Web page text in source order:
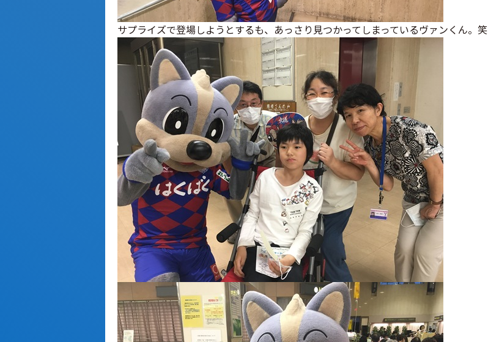
サプライズで登場しようとするも、あっさり見つかってしまっているヴァンくん。笑